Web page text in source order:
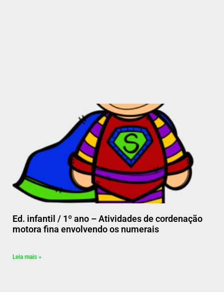
Ed. infantil / 1º ano – Atividades de cordenação
motora fina envolvendo os numerais
Leia mais »